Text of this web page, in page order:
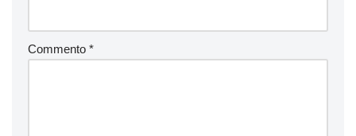
Commento *